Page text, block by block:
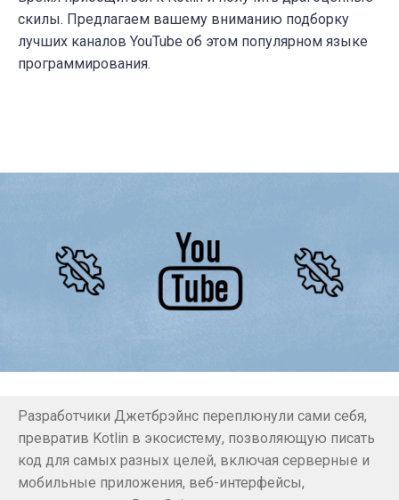
скилы. Предлагаем вашему вниманию подборку
лучших каналов YouTube об этом популярном языке
программирования.
Разработчики Джетбрэйнс переплюнули сами себя,
превратив Kotlin в экосистему, позволяющую писать
код для самых разных целей, включая серверные и
мобильные приложения, веб-интерфейсы,